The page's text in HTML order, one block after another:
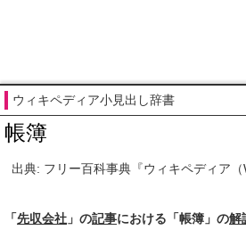
ウィキペディア小見出し辞書
帳簿
出典: フリー百科事典『ウィキペディア
「先収会社 」の記事における「帳簿」の解